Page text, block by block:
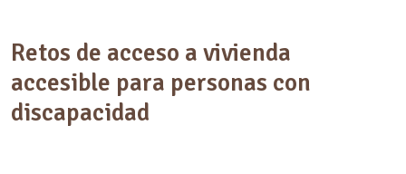
Retos de acceso a vivienda
accesible para personas con
discapacidad